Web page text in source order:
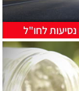
לחו"ל